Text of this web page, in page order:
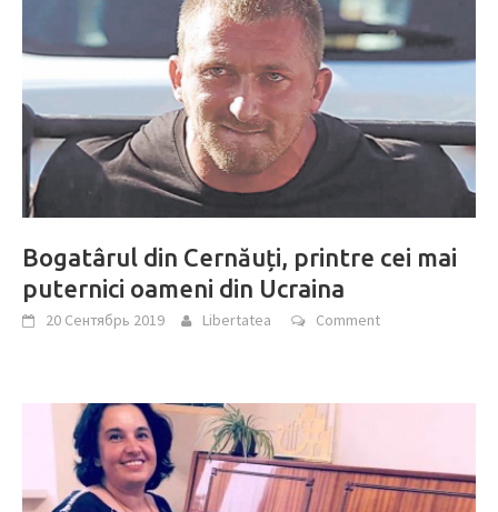
Bogatârul din Cernăuți, printre cei mai
puternici oameni din Ucraina
20 Сентябрь 2019 Libertatea Comment